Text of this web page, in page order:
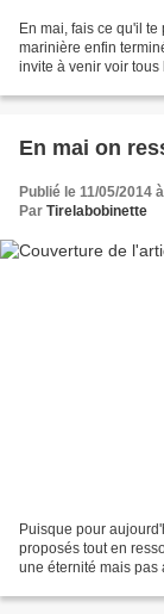
En mai, fais ce qu'il
marinière enfin
invite à venir voir tous
En mai on
Publié le 11/05/2014
Par Tirelabobinette
Puisque pour
proposés tout en
une éternité mais pas